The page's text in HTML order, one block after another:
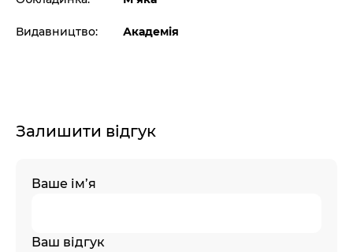
Видавництво: Академія
Залишити відгук
Ваше ім’я
Ваш відгук